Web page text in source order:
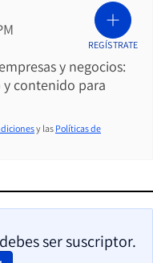
y negocios:
contenido para
REGÍSTRATE
y las Políticas de
ser suscriptor.